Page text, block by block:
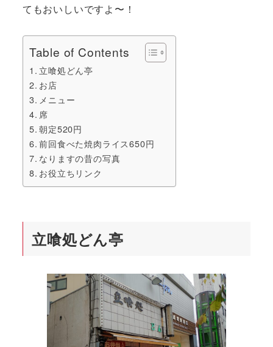
てもおいしいですよ〜！
Table of Contents
立喰処どん亭
お店
メニュー
席
朝定520円
前回食べた焼肉ライス650円
なりますの昔の写真
お役立ちリンク
立喰処どん亭